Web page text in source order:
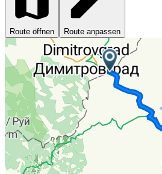
Route öffnen Route anpassen